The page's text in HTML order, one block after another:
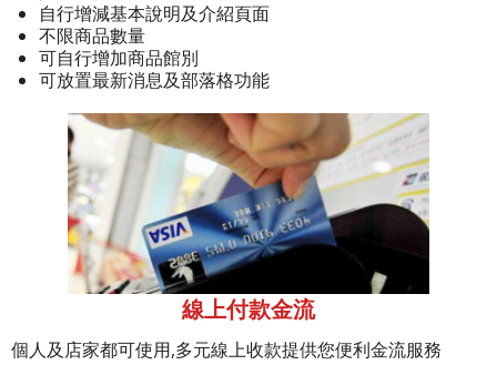
自行增減基本說明及介紹頁面
不限商品數量
可自行增加商品館別
可放置最新消息及部落格功能
線上付款金流
個人及店家都可使用,多元線上收款提供您便利金流服務